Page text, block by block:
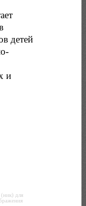
детей
и
(ник) для